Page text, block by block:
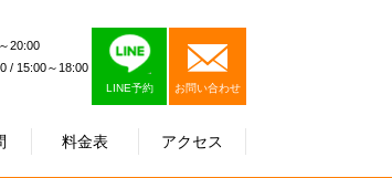
料金表 アクセス
20:00
/ 15:00～18:00
LINE予約 お問い合わせ